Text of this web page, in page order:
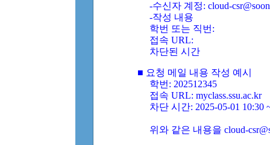
-수신자 계정: cloud-
-작성 내용
학번 또는 직번:
접속 URL:
차단된 시간
■ 요청 메일 내용 작성 예시
학번: 202512345
접속 URL: myclass.ssu.ac.kr
차단 시간: 2025-05-01 10:30
위와 같은 내용을 cloud-